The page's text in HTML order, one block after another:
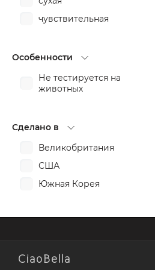
чувствительная
Особенности
Не тестируется на
животных
Сделано в
Великобритания
США
Южная Корея
CiaoBella